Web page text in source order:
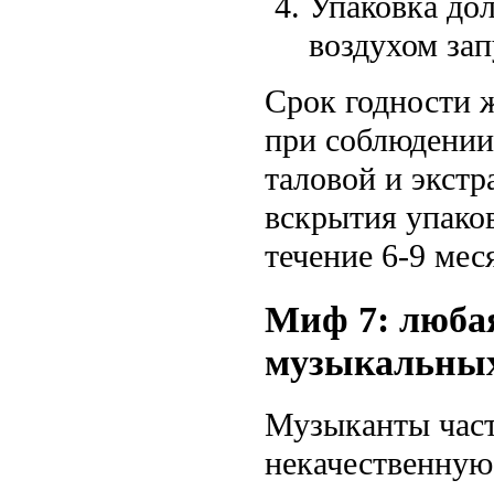
воздухом
Срок годности
при
таловой и
вскрытия
течение 6-9
Миф 7:
Музыканты